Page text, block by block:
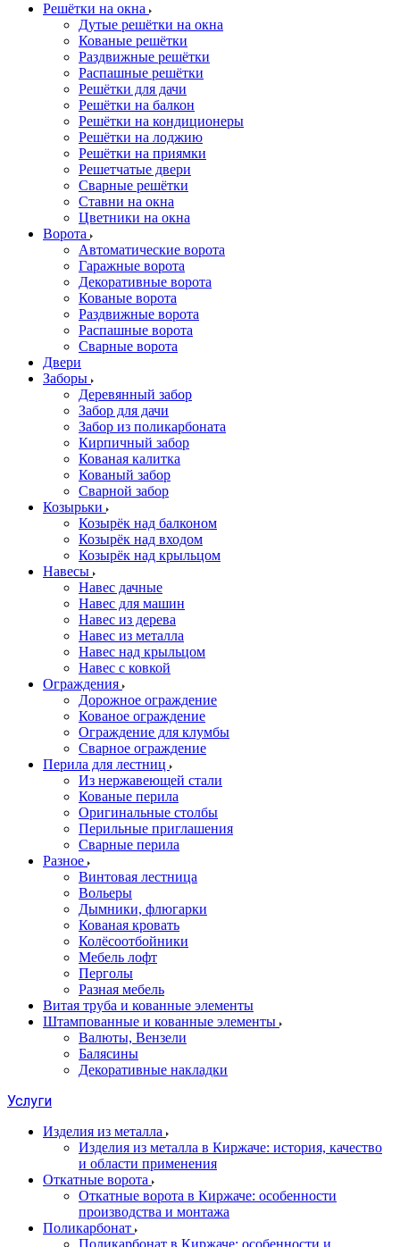
Решётки на окна
Дутые решётки на окна
Кованые решётки
Раздвижные решётки
Распашные решётки
Решётки для дачи
Решётки на балкон
Решётки на кондиционеры
Решётки на лоджию
Решётки на приямки
Решетчатые двери
Сварные решётки
Ставни на окна
Цветники на окна
Ворота
Автоматические ворота
Гаражные ворота
Декоративные ворота
Кованые ворота
Раздвижные ворота
Распашные ворота
Сварные ворота
Двери
Заборы
Деревянный забор
Забор для дачи
Забор из поликарбоната
Кирпичный забор
Кованая калитка
Кованый забор
Сварной забор
Козырьки
Козырёк над балконом
Козырёк над входом
Козырёк над крыльцом
Навесы
Навес дачные
Навес для машин
Навес из дерева
Навес из металла
Навес над крыльцом
Навес с ковкой
Ограждения
Дорожное ограждение
Кованое ограждение
Ограждение для клумбы
Сварное ограждение
Перила для лестниц
Из нержавеющей стали
Кованые перила
Оригинальные столбы
Перильные приглашения
Сварные перила
Разное
Винтовая лестница
Вольеры
Дымники, флюгарки
Кованая кровать
Колёсоотбойники
Мебель лофт
Перголы
Разная мебель
Витая труба и кованные элементы
Штампованные и кованные элементы
Валюты, Вензели
Балясины
Декоративные накладки
Услуги
Изделия из металла
Изделия из металла в Киржаче: история, качество
и области применения
Откатные ворота
Откатные ворота в Киржаче: особенности
производства и монтажа
Поликарбонат
Поликарбонат в Киржаче: особенности и